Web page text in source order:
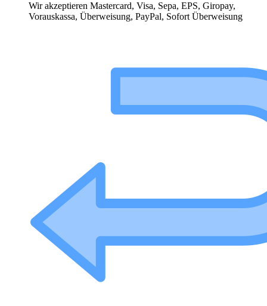
Wir akzeptieren Mastercard, Visa, Sepa, EPS, Giropay,
Vorauskassa, Überweisung, PayPal, Sofort Überweisung